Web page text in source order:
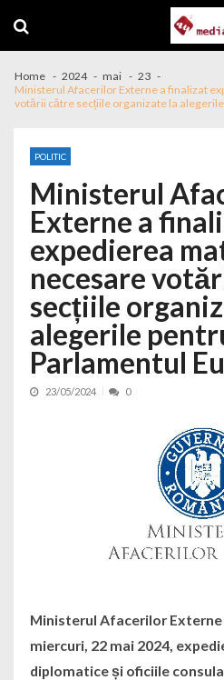
Home 2024 mai
23
Ministerul Afacerilor Externe a finalizat
votării către secțiile organizate la
POLITIC
Ministerul
Externe a
expedierea
necesare
secțiile
alegerile
Parlamentul
23/05/2024 0
Ministerul Afacerilor Externe
miercuri, 22 mai 2024,
diplomatice și oficiile